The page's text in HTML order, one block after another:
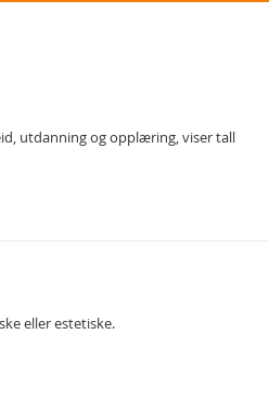
utdanning og opplæring, viser tall
eller estetiske.